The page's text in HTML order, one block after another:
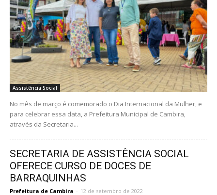
Assistência Social
No mês de março é comemorado o Dia Internacional da Mulher, e
para celebrar essa data, a Prefeitura Municipal de Cambira,
através da Secretaria...
SECRETARIA DE ASSISTÊNCIA SOCIAL
OFERECE CURSO DE DOCES DE
BARRAQUINHAS
Prefeitura de Cambira - 12 de setembro de 2022